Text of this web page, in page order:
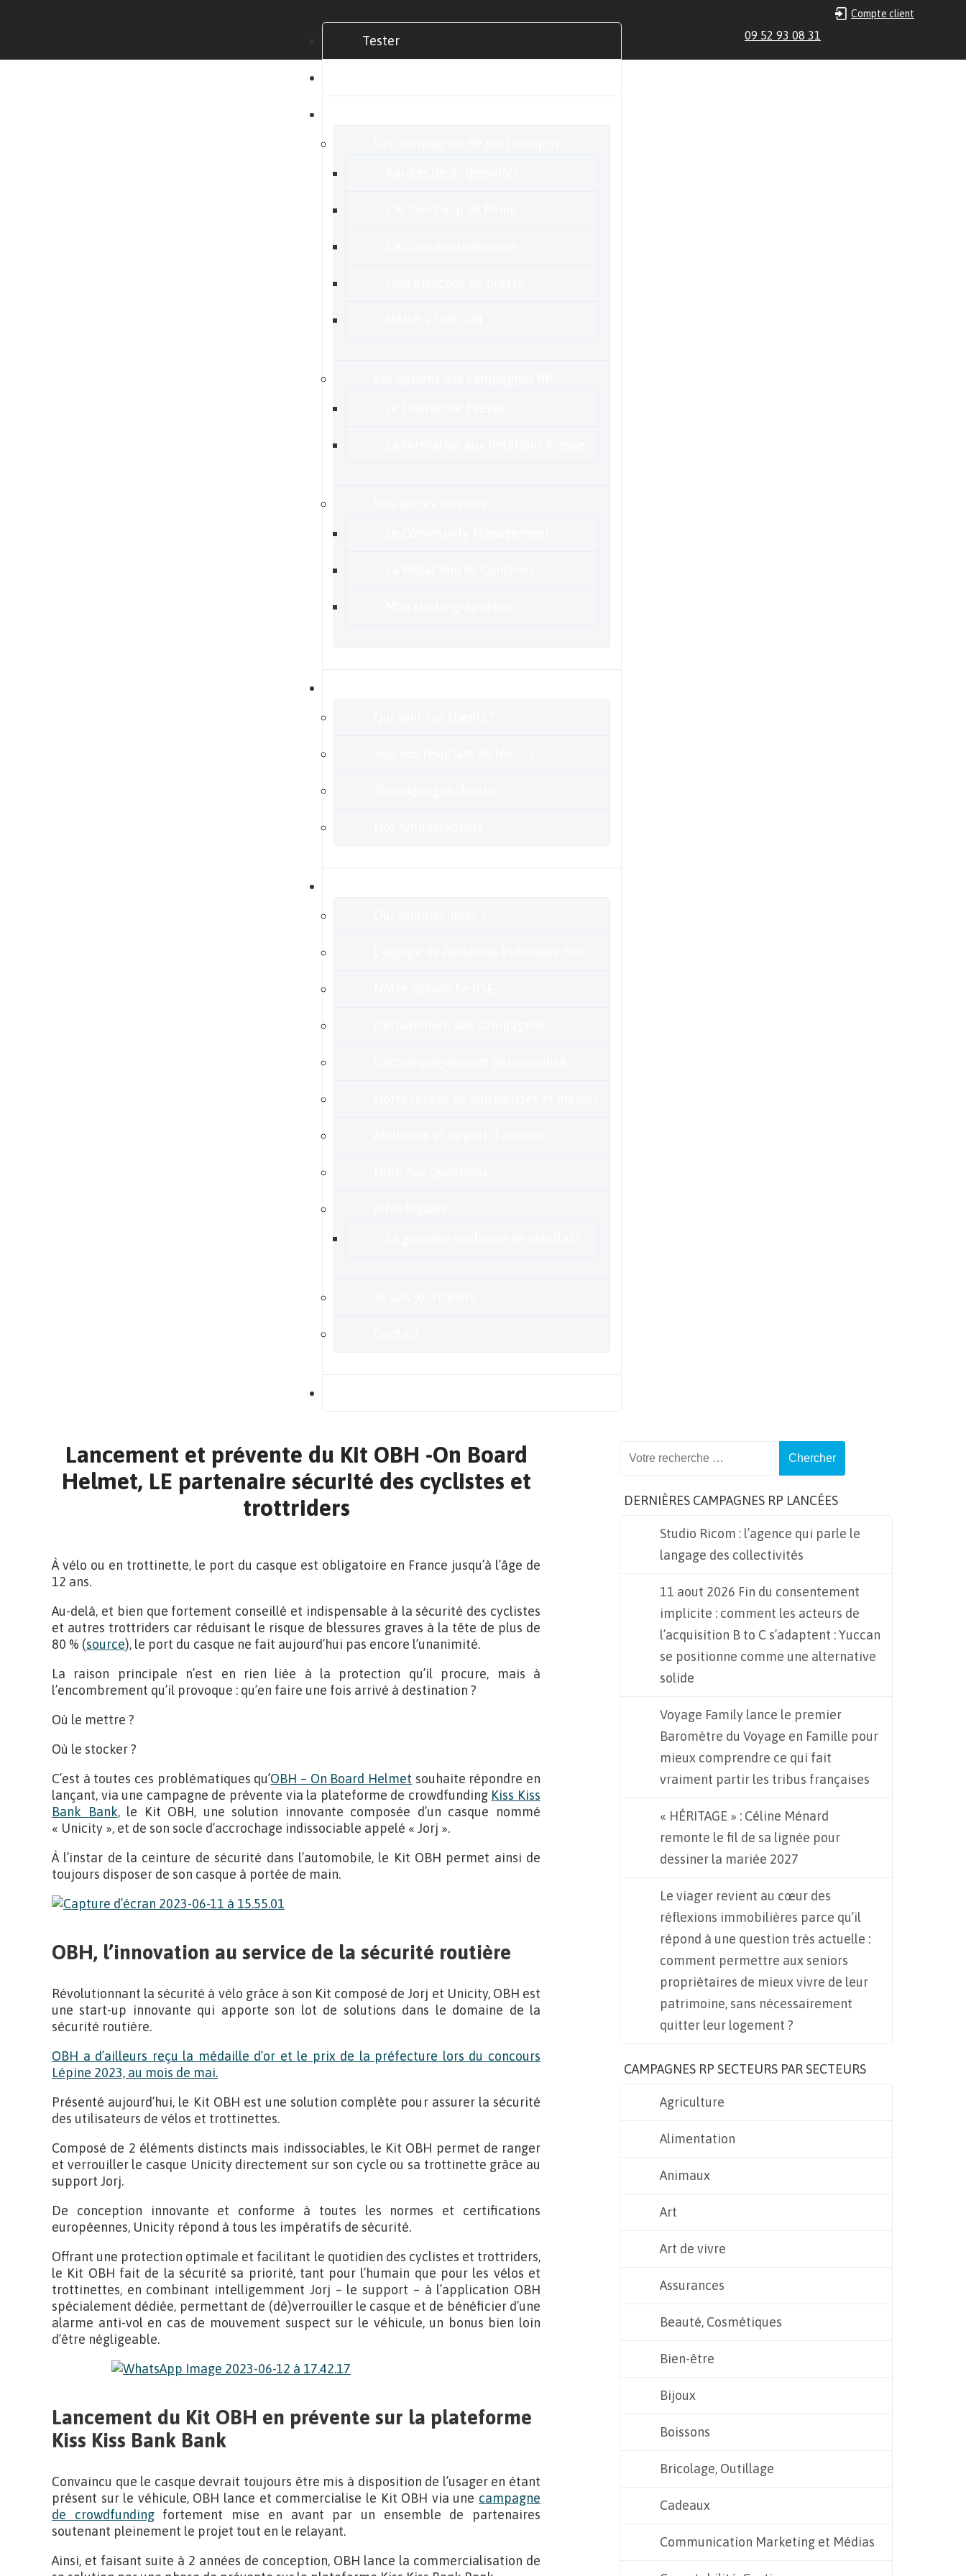
Tester
Compte client
09 52 93 08 31
Lancement et prévente du Kit OBH -On Board
Helmet, LE partenaire sécurité des cyclistes et
trottriders
À vélo ou en trottinette, le port du casque est obligatoire en France jusqu’à l’âge de
12 ans.
Au-delà, et bien que fortement conseillé et indispensable à la sécurité des cyclistes
et autres trottriders car réduisant le risque de blessures graves à la tête de plus de
80 % (source), le port du casque ne fait aujourd’hui pas encore l’unanimité.
La raison principale n’est en rien liée à la protection qu’il procure, mais à
l’encombrement qu’il provoque : qu’en faire une fois arrivé à destination ?
Où le mettre ?
Où le stocker ?
C’est à toutes ces problématiques qu’OBH – On Board Helmet souhaite répondre en
lançant, via une campagne de prévente via la plateforme de crowdfunding Kiss Kiss
Bank Bank, le Kit OBH, une solution innovante composée d’un casque nommé
« Unicity », et de son socle d’accrochage indissociable appelé « Jorj ».
À l’instar de la ceinture de sécurité dans l’automobile, le Kit OBH permet ainsi de
toujours disposer de son casque à portée de main.
OBH, l’innovation au service de la sécurité routière
Révolutionnant la sécurité à vélo grâce à son Kit composé de Jorj et Unicity, OBH est
une start-up innovante qui apporte son lot de solutions dans le domaine de la
sécurité routière.
OBH a d’ailleurs reçu la médaille d’or et le prix de la préfecture lors du concours
Lépine 2023, au mois de mai.
Présenté aujourd’hui, le Kit OBH est une solution complète pour assurer la sécurité
des utilisateurs de vélos et trottinettes.
Composé de 2 éléments distincts mais indissociables, le Kit OBH permet de ranger
et verrouiller le casque Unicity directement sur son cycle ou sa trottinette grâce au
support Jorj.
De conception innovante et conforme à toutes les normes et certifications
européennes, Unicity répond à tous les impératifs de sécurité.
Offrant une protection optimale et facilitant le quotidien des cyclistes et trottriders,
le Kit OBH fait de la sécurité sa priorité, tant pour l’humain que pour les vélos et
trottinettes, en combinant intelligemment Jorj – le support – à l’application OBH
spécialement dédiée, permettant de (dé)verrouiller le casque et de bénéficier d’une
alarme anti-vol en cas de mouvement suspect sur le véhicule, un bonus bien loin
d’être négligeable.
Lancement du Kit OBH en prévente sur la plateforme
Kiss Kiss Bank Bank
Convaincu que le casque devrait toujours être mis à disposition de l’usager en étant
présent sur le véhicule, OBH lance et commercialise le Kit OBH via une campagne
de crowdfundingfortement mise en avant par un ensemble de partenaires
soutenant pleinement le projet tout en le relayant.
Ainsi, et faisant suite à 2 années de conception, OBH lance la commercialisation de
DERNIÈRES CAMPAGNES RP LANCÉES
Studio Ricom : l’agence qui parle le
langage des collectivités
11 aout 2026 Fin du consentement
implicite : comment les acteurs de
l’acquisition B to C s’adaptent : Yuccan
se positionne comme une alternative
solide
Voyage Family lance le premier
Baromètre du Voyage en Famille pour
mieux comprendre ce qui fait
vraiment partir les tribus françaises
« HÉRITAGE » : Céline Ménard
remonte le fil de sa lignée pour
dessiner la mariée 2027
Le viager revient au cœur des
réflexions immobilières parce qu’il
répond à une question très actuelle :
comment permettre aux seniors
propriétaires de mieux vivre de leur
patrimoine, sans nécessairement
quitter leur logement ?
CAMPAGNES RP SECTEURS PAR SECTEURS
Agriculture
Alimentation
Animaux
Art
Art de vivre
Assurances
Beauté, Cosmétiques
Bien-être
Bijoux
Boissons
Bricolage, Outillage
Cadeaux
Communication Marketing et Médias